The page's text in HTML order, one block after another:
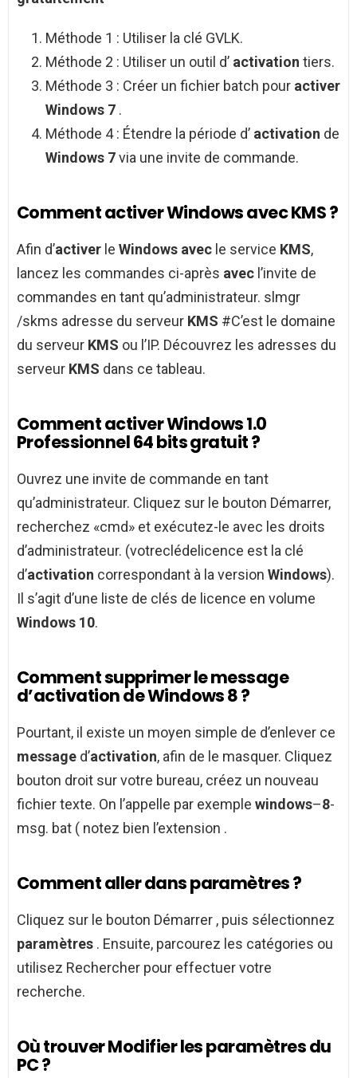
Méthode 1 : Utiliser la clé GVLK.
Méthode 2 : Utiliser un outil d’ activation tiers.
Méthode 3 : Créer un fichier batch pour activer
Windows 7 .
Méthode 4 : Étendre la période d’ activation de
Windows 7via une invite de commande.
Comment activer Windows avec KMS ?
Afin d’activer le Windows avec le service KMS,
lancez les commandes ci-après avec l’invite de
commandes en tant qu’administrateur. slmgr
/skms adresse du serveur KMS #C’est le domaine
du serveur KMS ou l’IP. Découvrez les adresses du
serveur KMS dans ce tableau.
Comment activer Windows 1.0
Professionnel 64 bits gratuit ?
Ouvrez une invite de commande en tant
qu’administrateur. Cliquez sur le bouton Démarrer,
recherchez «cmd» et exécutez-le avec les droits
d’administrateur. (votreclédelicence est la clé
d’activation correspondant à la version Windows).
Il s’agit d’une liste de clés de licence en volume
Windows 10.
Comment supprimer le message
d’activation de Windows 8 ?
Pourtant, il existe un moyen simple de d’enlever ce
message d’activation, afin de le masquer. Cliquez
bouton droit sur votre bureau, créez un nouveau
fichier texte. On l’appelle par exemple windows–8-
msg. bat ( notez bien l’extension .
Comment aller dans paramètres ?
Cliquez sur le bouton Démarrer , puis sélectionnez
paramètres . Ensuite, parcourez les catégories ou
utilisez Rechercher pour effectuer votre
recherche.
Où trouver Modifier les paramètres du
PC ?